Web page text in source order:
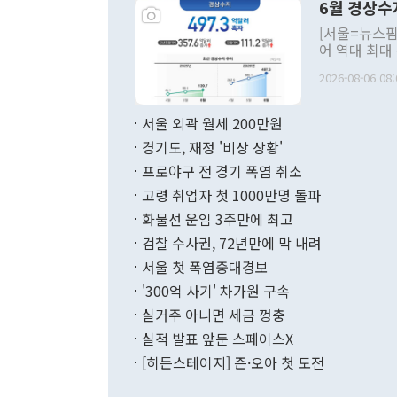
주의적 희망
관의 대북
관 부처 장
관의 무리한
다. [정동영 통일부 장관이 지난달 23일 오후 서울 종로구 정부서울청사에
무너졌다고
함께 4자 대
"우리의 선
6월 경상
[서울=뉴스
어 역대 최
료=한국은행] 한국은행이 6일 발표한 '2026년 6월 국제수지(잠정)'
며 월간 기
196.9% 급
수출은
기록했지만
로 전환됐다.
2026-08-06
서울 외곽 월세 200만원
경기도, 재정 '비상 상황'
프로야구 전 경기 폭염 취소
고령 취업자 첫 1000만명 돌파
화물선 운임 3주만에 최고
검찰 수사권, 72년만에 막 내려
서울 첫 폭염중대경보
'300억 사기' 차가원 구속
실거주 아니면 세금 껑충
실적 발표 앞둔 스페이스X
[히든스테이지] 즌·오아 첫 도전